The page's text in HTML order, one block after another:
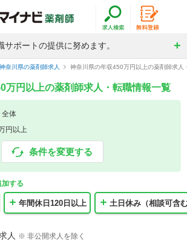
サポートの提供に努めます。
神奈川県の薬剤師求人 神奈川県の年収450万円以上の薬剤師求人
万円以上の薬剤師求人・転職情報一覧
全体
円以上
条件を変更する
する
年間休日120日以上 土日休み（相談可含
人 ※ 非公開求人を除く